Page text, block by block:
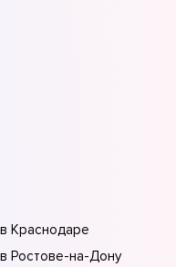
Краснодаре
Ростове-на-Донy